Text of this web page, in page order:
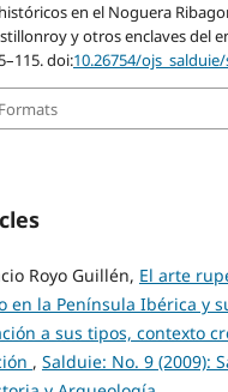
en el Noguera
y otros enclaves del
doi:10.26754/
Royo Guillén, El arte
en la Península Ibérica y
a sus tipos, contexto
, Salduie: No. 9 (2009):